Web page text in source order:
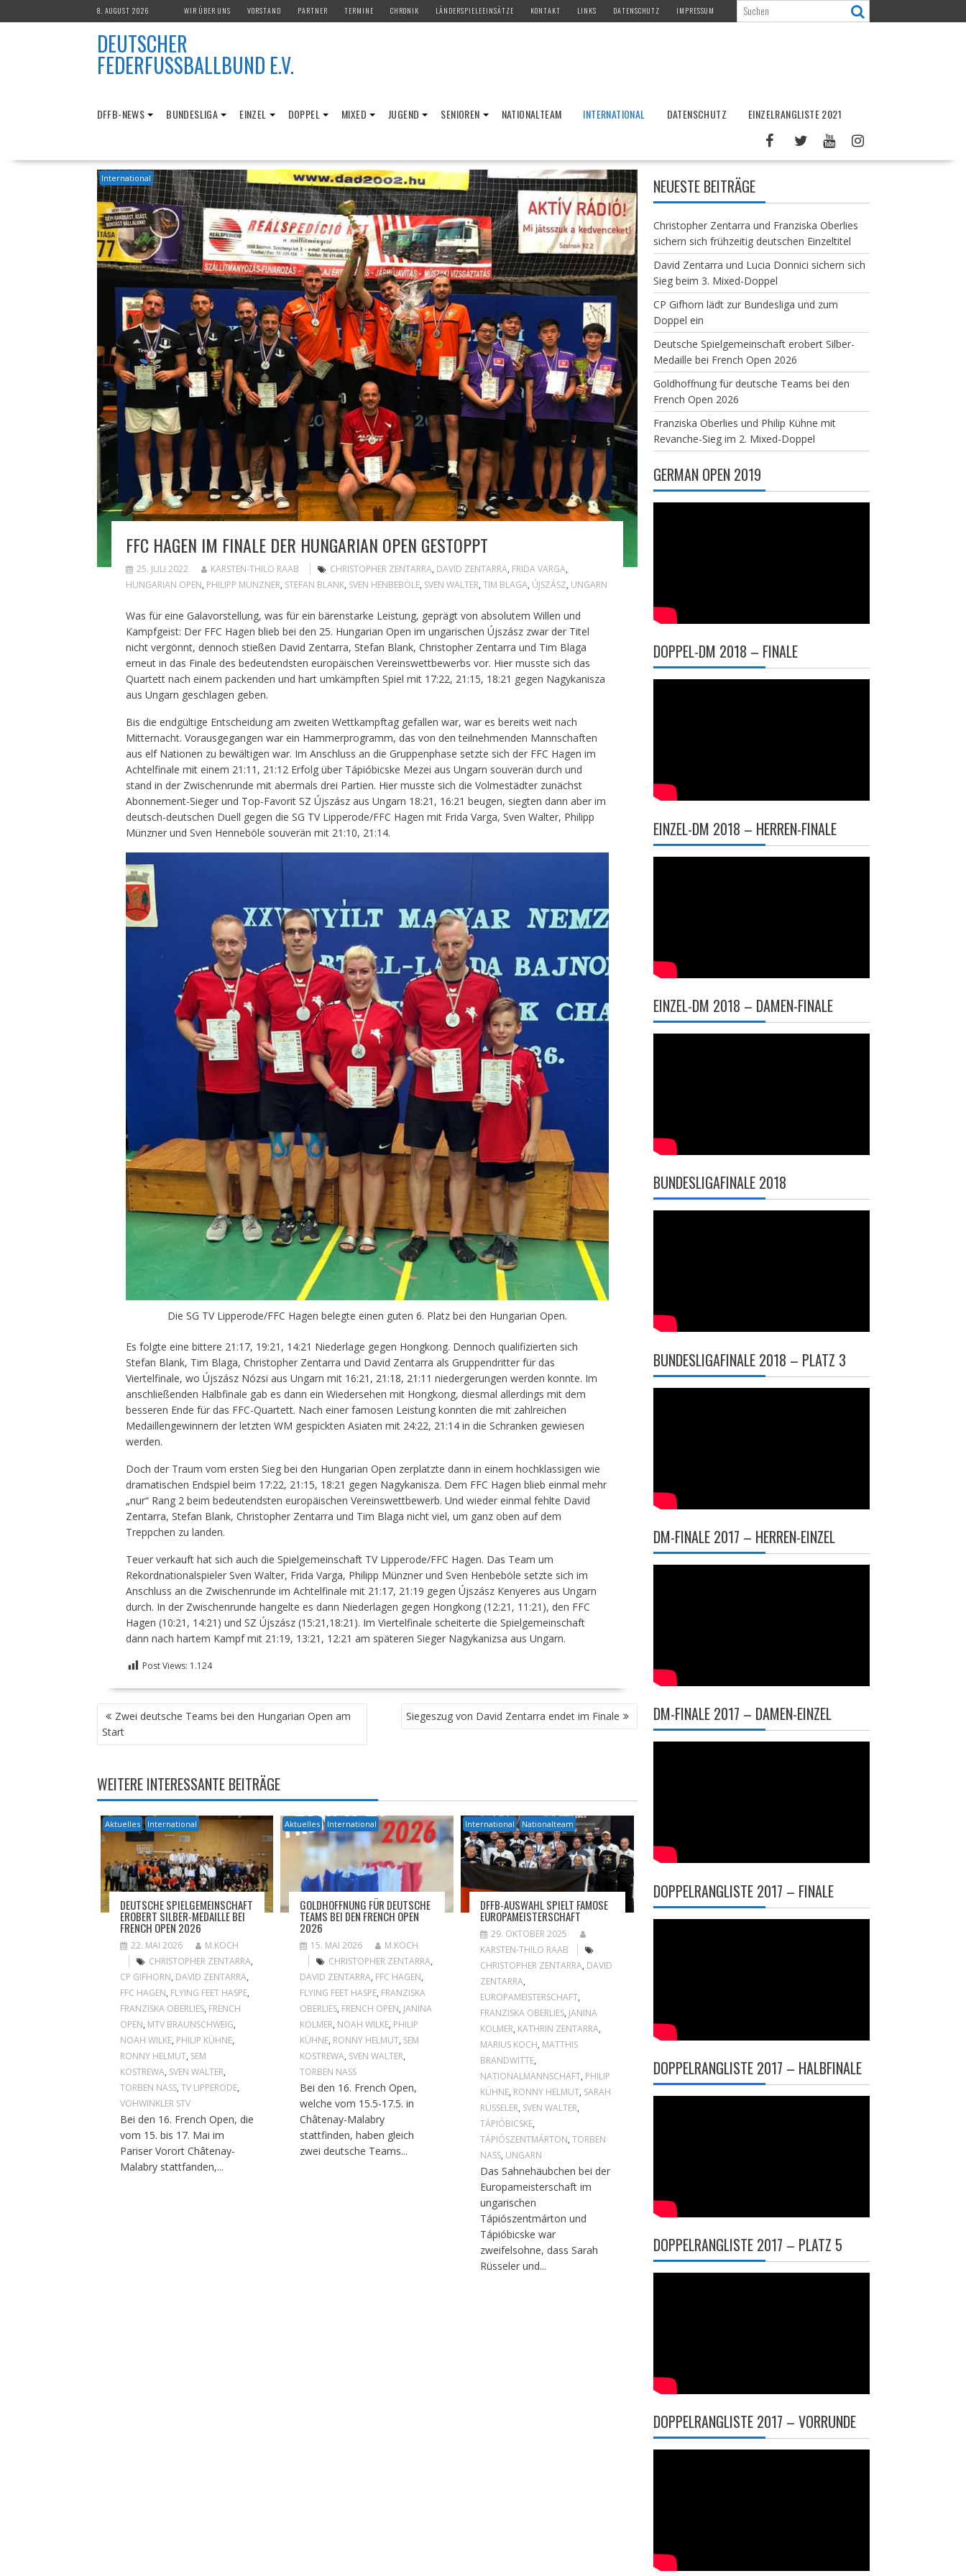
to
8. AUGUST 2026 WIR ÜBER UNS VORSTAND PARTNER TERMINE CHRONIK LÄNDERSPIELEEINSÄTZE KONTAKT LINKS DATENSCHUTZ IMPRESSUM
DEUTSCHER
FEDERFUSSBALLBUND E.V.
DFFB-NEWS BUNDESLIGA EINZEL DOPPEL MIXED JUGEND SENIOREN NATIONALTEAM INTERNATIONAL DATENSCHUTZ EINZELRANGLISTE 2021
International
FFC HAGEN IM FINALE DER HUNGARIAN OPEN GESTOPPT
25. JULI 2022 KARSTEN-THILO RAAB CHRISTOPHER ZENTARRA, DAVID ZENTARRA, FRIDA VARGA,
HUNGARIAN OPEN, PHILIPP MÜNZNER, STEFAN BLANK, SVEN HENBEBÖLE, SVEN WALTER, TIM BLAGA, ÚJSZÁSZ, UNGARN
Was für eine Galavorstellung, was für ein bärenstarke Leistung, geprägt von absolutem Willen und
Kampfgeist: Der FFC Hagen blieb bei den 25. Hungarian Open im ungarischen Újszász zwar der Titel
nicht vergönnt, dennoch stießen David Zentarra, Stefan Blank, Christopher Zentarra und Tim Blaga
erneut in das Finale des bedeutendsten europäischen Vereinswettbewerbs vor. Hier musste sich das
Quartett nach einem packenden und hart umkämpften Spiel mit 17:22, 21:15, 18:21 gegen Nagykanisza
aus Ungarn geschlagen geben.
Bis die endgültige Entscheidung am zweiten Wettkampftag gefallen war, war es bereits weit nach
Mitternacht. Vorausgegangen war ein Hammerprogramm, das von den teilnehmenden Mannschaften
aus elf Nationen zu bewältigen war. Im Anschluss an die Gruppenphase setzte sich der FFC Hagen im
Achtelfinale mit einem 21:11, 21:12 Erfolg über Tápióbicske Mezei aus Ungarn souverän durch und
stand in der Zwischenrunde mit abermals drei Partien. Hier musste sich die Volmestädter zunächst
Abonnement-Sieger und Top-Favorit SZ Újszász aus Ungarn 18:21, 16:21 beugen, siegten dann aber im
deutsch-deutschen Duell gegen die SG TV Lipperode/FFC Hagen mit Frida Varga, Sven Walter, Philipp
Münzner und Sven Henneböle souverän mit 21:10, 21:14.
Die SG TV Lipperode/FFC Hagen belegte einen guten 6. Platz bei den Hungarian Open.
Es folgte eine bittere 21:17, 19:21, 14:21 Niederlage gegen Hongkong. Dennoch qualifizierten sich
Stefan Blank, Tim Blaga, Christopher Zentarra und David Zentarra als Gruppendritter für das
Viertelfinale, wo Újszász Nózsi aus Ungarn mit 16:21, 21:18, 21:11 niedergerungen werden konnte. Im
anschließenden Halbfinale gab es dann ein Wiedersehen mit Hongkong, diesmal allerdings mit dem
besseren Ende für das FFC-Quartett. Nach einer famosen Leistung konnten die mit zahlreichen
Medaillengewinnern der letzten WM gespickten Asiaten mit 24:22, 21:14 in die Schranken gewiesen
werden.
Doch der Traum vom ersten Sieg bei den Hungarian Open zerplatzte dann in einem hochklassigen wie
dramatischen Endspiel beim 17:22, 21:15, 18:21 gegen Nagykanisza. Dem FFC Hagen blieb einmal mehr
„nur“ Rang 2 beim bedeutendsten europäischen Vereinswettbewerb. Und wieder einmal fehlte David
Zentarra, Stefan Blank, Christopher Zentarra und Tim Blaga nicht viel, um ganz oben auf dem
Treppchen zu landen.
Teuer verkauft hat sich auch die Spielgemeinschaft TV Lipperode/FFC Hagen. Das Team um
Rekordnationalspieler Sven Walter, Frida Varga, Philipp Münzner und Sven Henbeböle setzte sich im
Anschluss an die Zwischenrunde im Achtelfinale mit 21:17, 21:19 gegen Újszász Kenyeres aus Ungarn
durch. In der Zwischenrunde hangelte es dann Niederlagen gegen Hongkong (12:21, 11:21), den FFC
Hagen (10:21, 14:21) und SZ Újszász (15:21,18:21). Im Viertelfinale scheiterte die Spielgemeinschaft
dann nach hartem Kampf mit 21:19, 13:21, 12:21 am späteren Sieger Nagykanizsa aus Ungarn.
Post Views: 1.124
BEITRAGSNAVIGATION
Zwei deutsche Teams bei den Hungarian Open am
Start
Siegeszug von David Zentarra endet im Finale
WEITERE INTERESSANTE BEITRÄGE
Aktuelles International
DEUTSCHE SPIELGEMEINSCHAFT
EROBERT SILBER-MEDAILLE BEI
FRENCH OPEN 2026
22. MAI 2026
M.KOCH
CHRISTOPHER ZENTARRA,
CP GIFHORN, DAVID ZENTARRA,
FFC HAGEN, FLYING FEET HASPE,
FRANZISKA OBERLIES, FRENCH
OPEN, MTV BRAUNSCHWEIG,
NOAH WILKE, PHILIP KÜHNE,
RONNY HELMUT, SEM
KOSTREWA, SVEN WALTER,
TORBEN NASS, TV LIPPERODE,
VOHWINKLER STV
Bei den 16. French Open, die
vom 15. bis 17. Mai im
Pariser Vorort Châtenay-
Malabry stattfanden,...
Aktuelles International
GOLDHOFFNUNG FÜR DEUTSCHE
TEAMS BEI DEN FRENCH OPEN
2026
15. MAI 2026
M.KOCH
CHRISTOPHER ZENTARRA,
DAVID ZENTARRA, FFC HAGEN,
FLYING FEET HASPE, FRANZISKA
OBERLIES, FRENCH OPEN, JANINA
KOLMER, NOAH WILKE, PHILIP
KÜHNE, RONNY HELMUT, SEM
KOSTREWA, SVEN WALTER,
TORBEN NASS
Bei den 16. French Open,
welche vom 15.5-17.5. in
Châtenay-Malabry
stattfinden, haben gleich
zwei deutsche Teams...
International Nationalteam
DFFB-AUSWAHL SPIELT FAMOSE
EUROPAMEISTERSCHAFT
29. OKTOBER 2025
KARSTEN-THILO RAAB
CHRISTOPHER ZENTARRA, DAVID
ZENTARRA,
EUROPAMEISTERSCHAFT,
FRANZISKA OBERLIES, JANINA
KOLMER, KATHRIN ZENTARRA,
MARIUS KOCH, MATTHIS
BRANDWITTE,
NATIONALMANNSCHAFT, PHILIP
KÜHNE, RONNY HELMUT, SARAH
RÜSSELER, SVEN WALTER,
TÁPIÓBICSKE,
TÁPIÓSZENTMÁRTON,TORBEN
NASS, UNGARN
Das Sahnehäubchen bei der
Europameisterschaft im
ungarischen
Tápiószentmárton und
Tápióbicske war
zweifelsohne, dass Sarah
Rüsseler und...
NEUESTE BEITRÄGE
Christopher Zentarra und Franziska Oberlies
sichern sich frühzeitig deutschen Einzeltitel
David Zentarra und Lucia Donnici sichern sich
Sieg beim 3. Mixed-Doppel
CP Gifhorn lädt zur Bundesliga und zum
Doppel ein
Deutsche Spielgemeinschaft erobert Silber-
Medaille bei French Open 2026
Goldhoffnung für deutsche Teams bei den
French Open 2026
Franziska Oberlies und Philip Kühne mit
Revanche-Sieg im 2. Mixed-Doppel
GERMAN OPEN 2019
DOPPEL-DM 2018 – FINALE
EINZEL-DM 2018 – HERREN-FINALE
EINZEL-DM 2018 – DAMEN-FINALE
BUNDESLIGAFINALE 2018
BUNDESLIGAFINALE 2018 – PLATZ 3
DM-FINALE 2017 – HERREN-EINZEL
DM-FINALE 2017 – DAMEN-EINZEL
DOPPELRANGLISTE 2017 – FINALE
DOPPELRANGLISTE 2017 – HALBFINALE
DOPPELRANGLISTE 2017 – PLATZ 5
DOPPELRANGLISTE 2017 – VORRUNDE